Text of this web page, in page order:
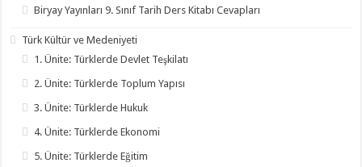
Biryay Yayınları 9. Sınıf Tarih Ders Kitabı Cevapları
Türk Kültür ve Medeniyeti
1. Ünite: Türklerde Devlet Teşkilatı
2. Ünite: Türklerde Toplum Yapısı
3. Ünite: Türklerde Hukuk
4. Ünite: Türklerde Ekonomi
5. Ünite: Türklerde Eğitim